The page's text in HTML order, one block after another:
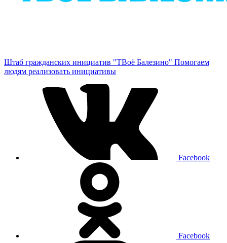
Штаб гражданских инициатив "ТВоё Балезино" Помогаем
людям реализовать инициативы
Facebook
Facebook